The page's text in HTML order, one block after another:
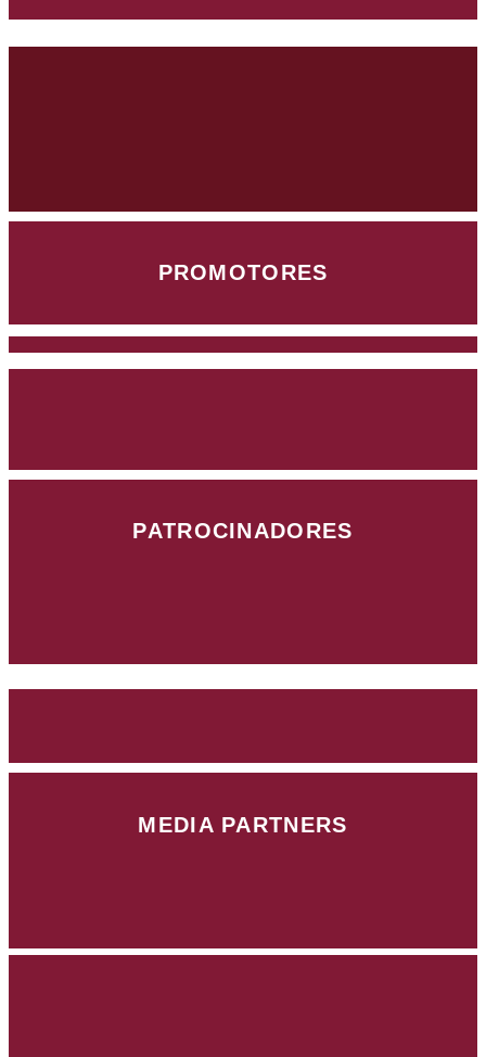
PROMOTORES
PATROCINADORES
MEDIA PARTNERS